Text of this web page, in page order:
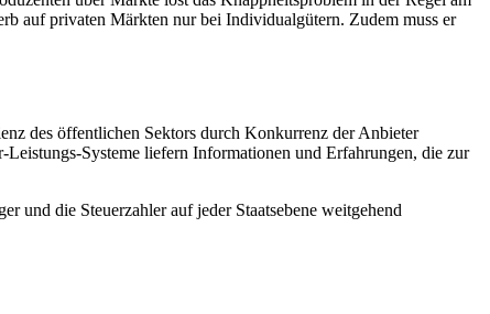
auf privaten Märkten nur bei Individualgütern. Zudem muss er
des öffentlichen Sektors durch Konkurrenz der Anbieter
Systeme liefern Informationen und Erfahrungen, die zur
und die Steuerzahler auf jeder Staatsebene weitgehend